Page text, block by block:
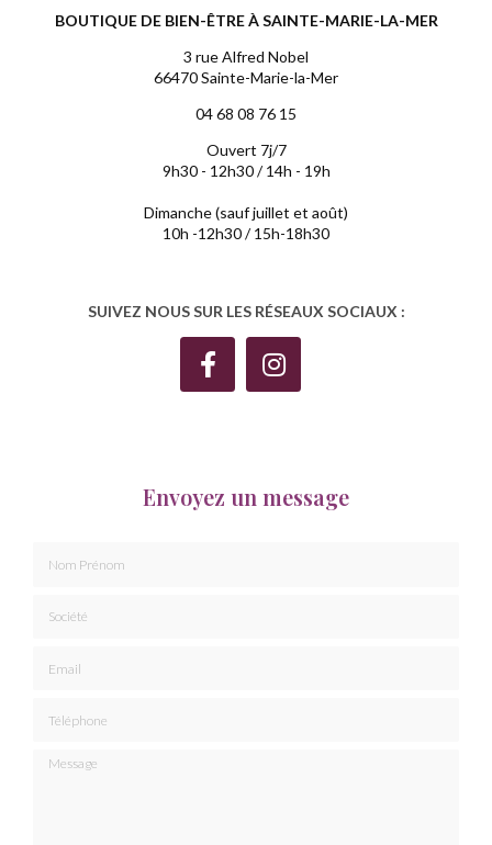
BOUTIQUE DE BIEN-ÊTRE À SAINTE-MARIE-LA-MER
3 rue Alfred Nobel
66470 Sainte-Marie-la-Mer
04 68 08 76 15
Ouvert 7j/7
9h30 - 12h30 / 14h - 19h
Dimanche (sauf juillet et août)
10h -12h30 / 15h-18h30
SUIVEZ NOUS SUR LES RÉSEAUX SOCIAUX :
Envoyez un message
Message